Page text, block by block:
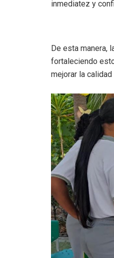
inmediatez y
De esta manera,
fortaleciendo
mejorar la